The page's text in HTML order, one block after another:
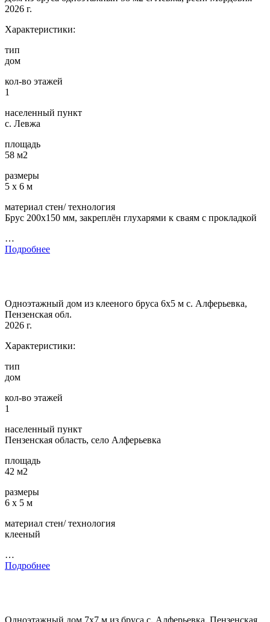
2026 г.
Характеристики:
тип
дом
кол-во этажей
1
населенный пункт
с. Левжа
площадь
58 м2
размеры
5 х 6 м
материал стен/ технология
Брус 200х150 мм, закреплён глухарями к сваям с прокладкой
…
Подробнее
Одноэтажный дом из клееного бруса 6х5 м с. Алферьевка,
Пензенская обл.
2026 г.
Характеристики:
тип
дом
кол-во этажей
1
населенный пункт
Пензенская область, село Алферьевка
площадь
42 м2
размеры
6 х 5 м
материал стен/ технология
клееный
…
Подробнее